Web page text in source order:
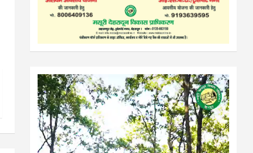
Video
Player